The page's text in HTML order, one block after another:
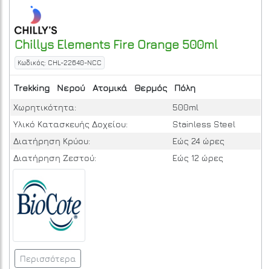
Chillys Elements Fire Orange 500ml
Κωδικός: CHL-22640-NCC
Trekking Νερού Ατομικά Θερμός
Πόλη
Χωρητικότητα:
500ml
Υλικό Κατασκευής Δοχείου:
Stainless Steel
Διατήρηση Κρύου:
Εώς 24 ώρες
Διατήρηση Ζεστού:
Εώς 12 ώρες
Περισσότερα